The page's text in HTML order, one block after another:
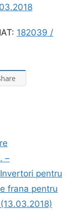
182039 /
–
pentru
frana pentru